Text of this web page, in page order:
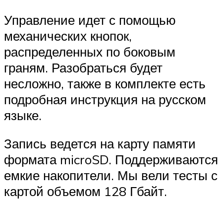
Управление идет с помощью
механических кнопок,
распределенных по боковым
граням. Разобраться будет
несложно, также в комплекте есть
подробная инструкция на русском
языке.
Запись ведется на карту памяти
формата microSD. Поддерживаются
емкие накопители. Мы вели тесты с
картой объемом 128 Гбайт.